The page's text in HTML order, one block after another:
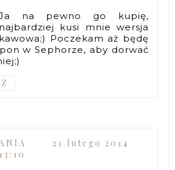
na pewno go kupię,
najbardziej kusi mnie wersja
kawowa;) Poczekam aż będę
w Sephorze, aby dorwać
21 lutego 2014
13:10